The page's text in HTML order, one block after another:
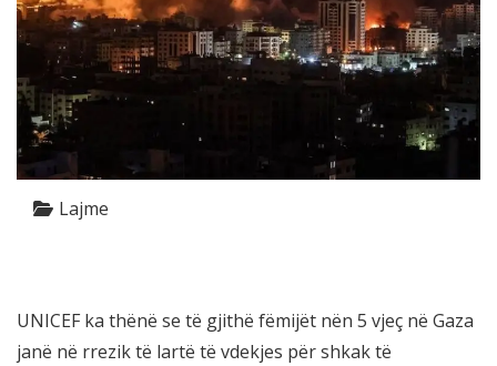
Lajme
UNICEF ka thënë se të gjithë fëmijët nën 5 vjeç në Gaza
janë në rrezik të lartë të vdekjes për shkak të